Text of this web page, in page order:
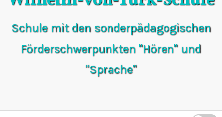
Schule mit den sonderpädagogischen
Förderschwerpunkten "Hören" und
"Sprache"